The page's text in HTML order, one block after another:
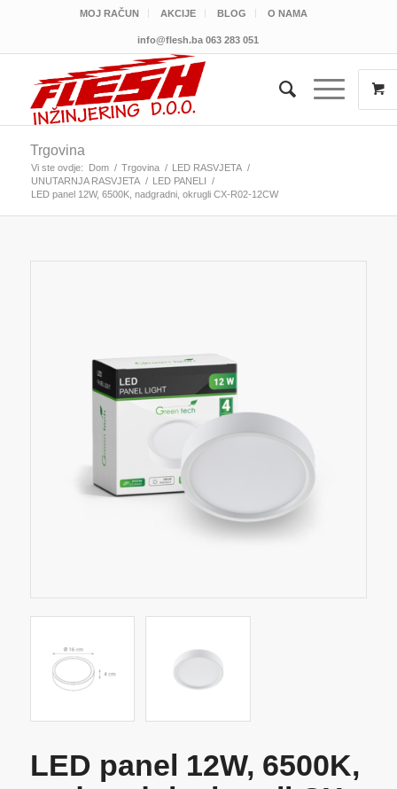
MOJ RAČUN AKCIJE BLOG O NAMA
info@flesh.ba 063 283 051
Trgovina
Vi ste ovdje: Dom / Trgovina / LED RASVJETA /
UNUTARNJA RASVJETA / LED PANELI /
LED panel 12W, 6500K, nadgradni, okrugli CX-R02-12CW
LED panel 12W, 6500K,